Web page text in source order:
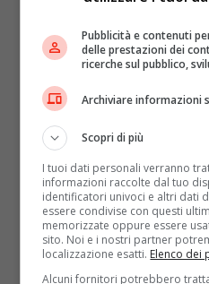
Pubblicità e contenuti
delle prestazioni dei
ricerche sul pubblico,
Archiviare informazioni
Scopri di più
I tuoi dati personali verranno
informazioni raccolte dal tuo
identificatori univoci e altri dati
essere condivise con questi
memorizzate oppure essere
sito. Noi e i nostri partner
localizzazione esatti. Elenco dei
Alcuni fornitori potrebbero